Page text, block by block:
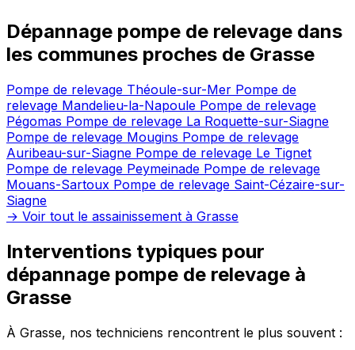
Dépannage pompe de relevage dans
les communes proches de Grasse
Pompe de relevage Théoule-sur-Mer Pompe de
relevage Mandelieu-la-Napoule Pompe de relevage
Pégomas Pompe de relevage La Roquette-sur-Siagne
Pompe de relevage Mougins Pompe de relevage
Auribeau-sur-Siagne Pompe de relevage Le Tignet
Pompe de relevage Peymeinade Pompe de relevage
Mouans-Sartoux Pompe de relevage Saint-Cézaire-sur-
Siagne
→ Voir tout le assainissement à Grasse
Interventions typiques pour
dépannage pompe de relevage à
Grasse
À Grasse, nos techniciens rencontrent le plus souvent :